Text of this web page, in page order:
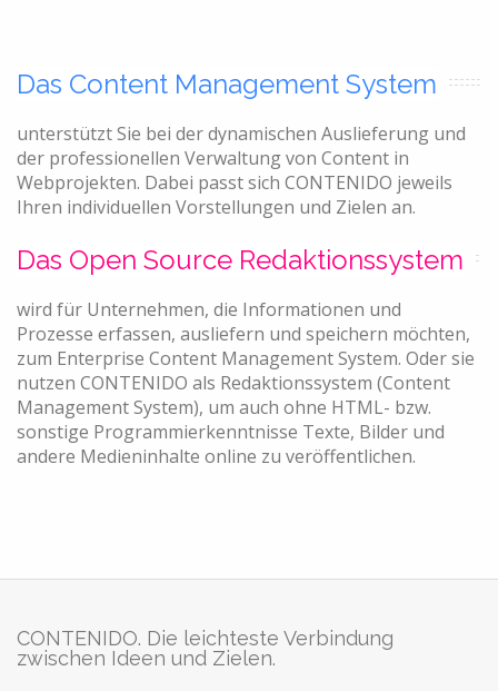
Das Content Management System
unterstützt Sie bei der dynamischen Auslieferung und
der professionellen Verwaltung von Content in
Webprojekten. Dabei passt sich CONTENIDO jeweils
Ihren individuellen Vorstellungen und Zielen an.
Das Open Source Redaktionssystem
wird für Unternehmen, die Informationen und
Prozesse erfassen, ausliefern und speichern möchten,
zum Enterprise Content Management System. Oder sie
nutzen CONTENIDO als Redaktionssystem (Content
Management System), um auch ohne HTML- bzw.
sonstige Programmierkenntnisse Texte, Bilder und
andere Medieninhalte online zu veröffentlichen.
CONTENIDO. Die leichteste Verbindung
zwischen Ideen und Zielen.